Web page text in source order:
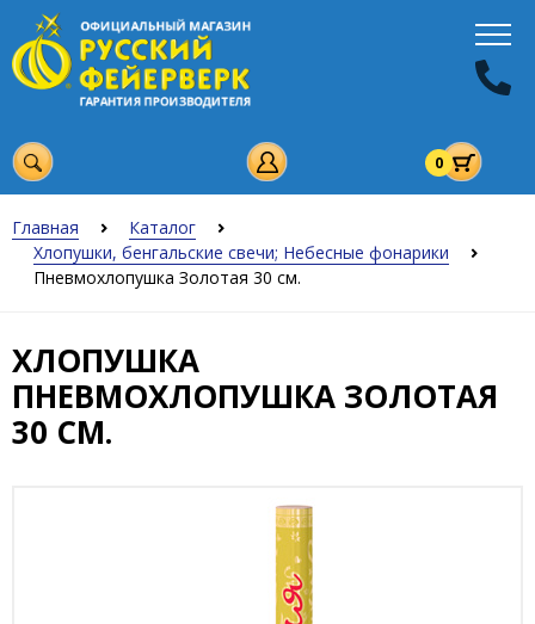
0
Главная
Каталог
Хлопушки, бенгальские свечи; Небесные фонарики
Пневмохлопушка Золотая 30 см.
ХЛОПУШКА
ПНЕВМОХЛОПУШКА ЗОЛОТАЯ
30 СМ.